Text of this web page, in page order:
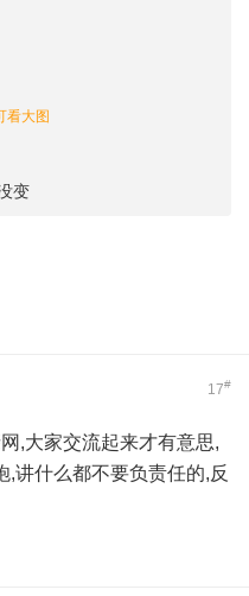
看大图
变
17#
,大家交流起来才有意思,
,讲什么都不要负责任的,反